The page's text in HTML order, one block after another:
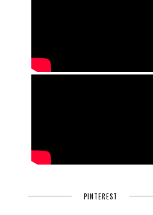
PINTEREST